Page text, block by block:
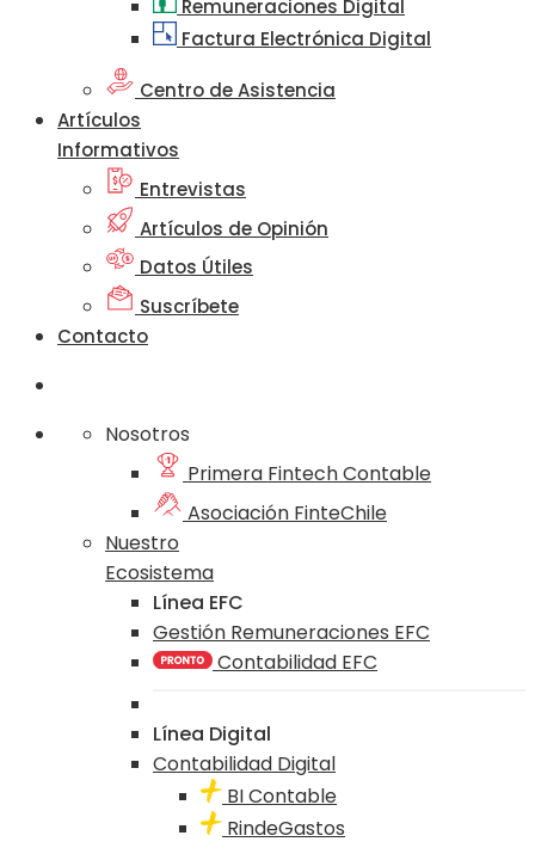
Remuneraciones Digital
Factura Electrónica Digital
Centro de Asistencia
Artículos
Informativos
Entrevistas
Artículos de Opinión
Datos Útiles
Suscríbete
Contacto
Nosotros
Primera Fintech Contable
Asociación FinteChile
Nuestro
Ecosistema
Línea EFC
Gestión Remuneraciones EFC
Contabilidad EFC
Línea Digital
Contabilidad Digital
BI Contable
RindeGastos